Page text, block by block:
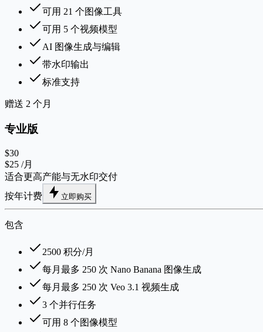
可用 21 个图像工具
可用 5 个视频模型
AI 图像生成与编辑
带水印输出
标准支持
赠送 2 个月
专业版
$30
$25 /月
适合更高产能与无水印交付
按年计费
立即购买
包含
2500 积分/月
每月最多 250 次 Nano Banana 图像生成
每月最多 250 次 Veo 3.1 视频生成
3 个并行任务
可用 8 个图像模型